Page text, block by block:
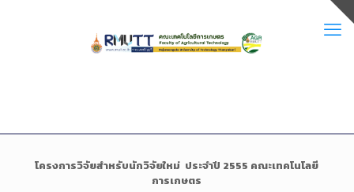
โครงการวิจัยสำหรับนักวิจัยใหม่ ประจำปี 2555 คณะเทคโนโลยี
การเกษตร